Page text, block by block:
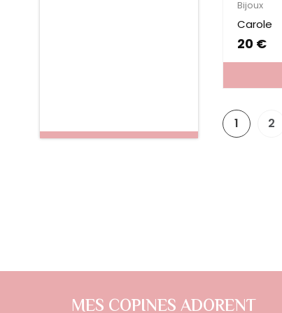
Bijoux
Carole
20 €
1 2
MES COPINES ADORENT